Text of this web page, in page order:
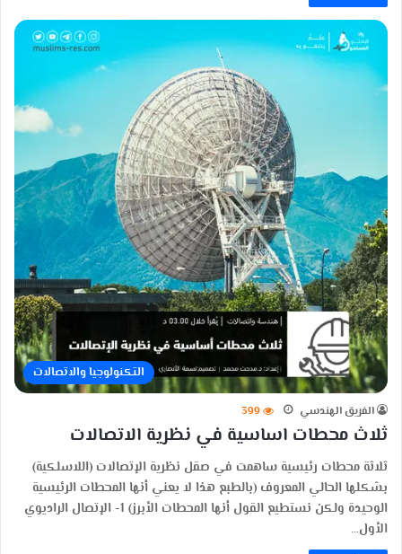
التكنولوجيا والاتصالات
الفريق الهندسي 399
ثلاث محطات اساسية في نظرية الاتصالات
ثلاثة محطات رئيسية ساهمت في صقل نظرية الإتصالات (اللاسلكية)
بشكلها الحالي المعروف (بالطبع هذا لا يعني أنها المحطات الرئيسية
الوحيدة ولكن نستطيع القول أنها المحطات الأبرز) 1- الإتصال الراديوي
الأول…